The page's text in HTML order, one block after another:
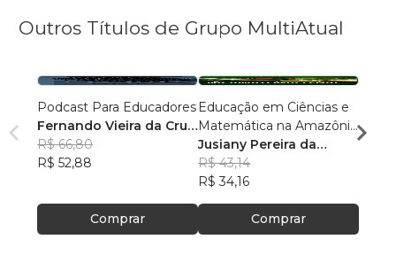
Outros Títulos de Grupo MultiAtual
Podcast Para Educadores
Fernando Vieira da Cruz
(Fernandinho Cruz)
R$ 66,80
R$ 52,88
Comprar
Educação em Ciências e
Matemática na Amazônia
Legal: Pesquisas e
Práticas Pedagógicas
Jusiany Pereira da
Cunha dos Santos
R$ 43,14
R$ 34,16
Comprar
Érica